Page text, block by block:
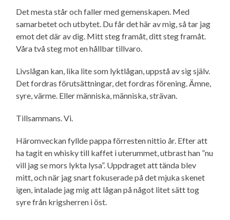
Det mesta står och faller med gemenskapen. Med
samarbetet och utbytet. Du får det här av mig, så tar jag
emot det där av dig. Mitt steg framåt, ditt steg framåt.
Våra två steg mot en hållbar tillvaro.
Livslågan kan, lika lite som lyktlågan, uppstå av sig själv.
Det fordras förutsättningar, det fordras förening. Ämne,
syre, värme. Eller människa, människa, strävan.
Tillsammans. Vi.
Häromveckan fyllde pappa förresten nittio år. Efter att
ha tagit en whisky till kaffet i uterummet, utbrast han ”nu
vill jag se mors lykta lysa”. Uppdraget att tända blev
mitt, och när jag snart fokuserade på det mjuka skenet
igen, intalade jag mig att lågan på något litet sätt tog
syre från krigsherren i öst.